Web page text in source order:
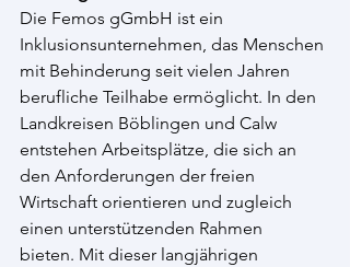
Die Femos gGmbH ist ein
Inklusionsunternehmen, das Menschen
mit Behinderung seit vielen Jahren
berufliche Teilhabe ermöglicht. In den
Landkreisen Böblingen und Calw
entstehen Arbeitsplätze, die sich an
den Anforderungen der freien
Wirtschaft orientieren und zugleich
einen unterstützenden Rahmen
bieten. Mit dieser langjährigen